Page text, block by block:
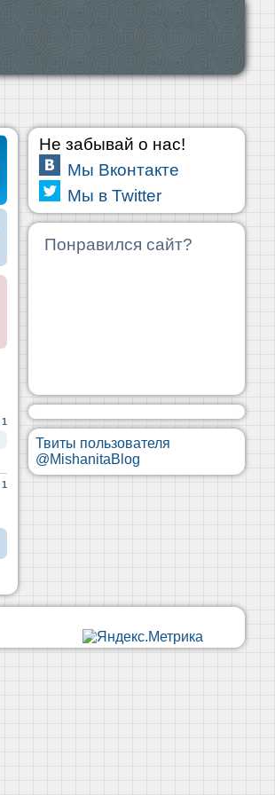
1
1
Не забывай о нас!
Мы Вконтакте
Мы в Twitter
Понравился сайт?
Твиты пользователя
@MishanitaBlog